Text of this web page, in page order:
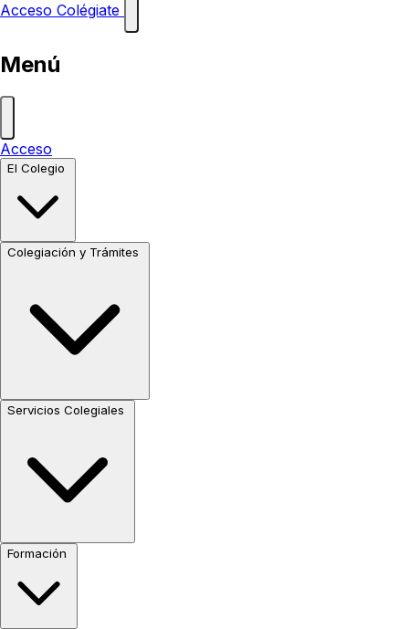
Acceso Colégiate
Menú
Acceso
El Colegio
Colegiación y Trámites
Servicios Colegiales
Formación